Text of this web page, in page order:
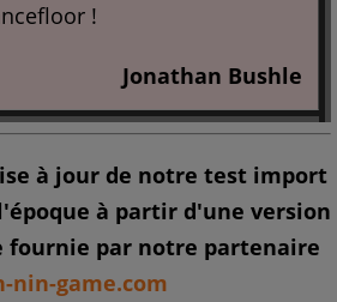
!
Jonathan Bushle
à jour de notre test import
à partir d'une version
fournie par notre partenaire
nin-game.com